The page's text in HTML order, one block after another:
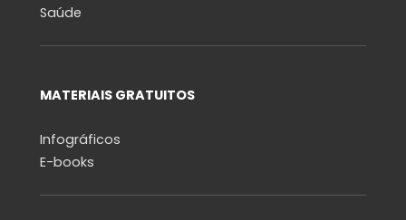
Saúde
MATERIAIS GRATUITOS
Infográficos
E-books